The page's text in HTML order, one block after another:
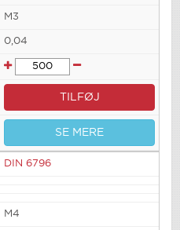
M3
0,04
TILFØJ
SE MERE
DIN 6796
M4